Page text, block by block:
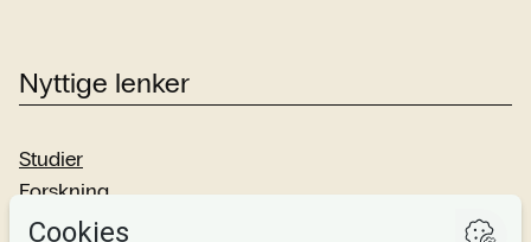
Nyttige lenker
Studier
Forskning
Om oss